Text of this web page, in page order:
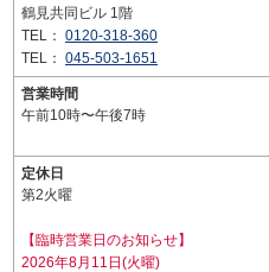
鶴見共同ビル 1階
TEL： 0120-318-360
TEL： 045-503-1651
営業時間
午前10時〜午後7時
定休日
第2火曜
【臨時営業日のお知らせ】
2026年8月11日(火曜)